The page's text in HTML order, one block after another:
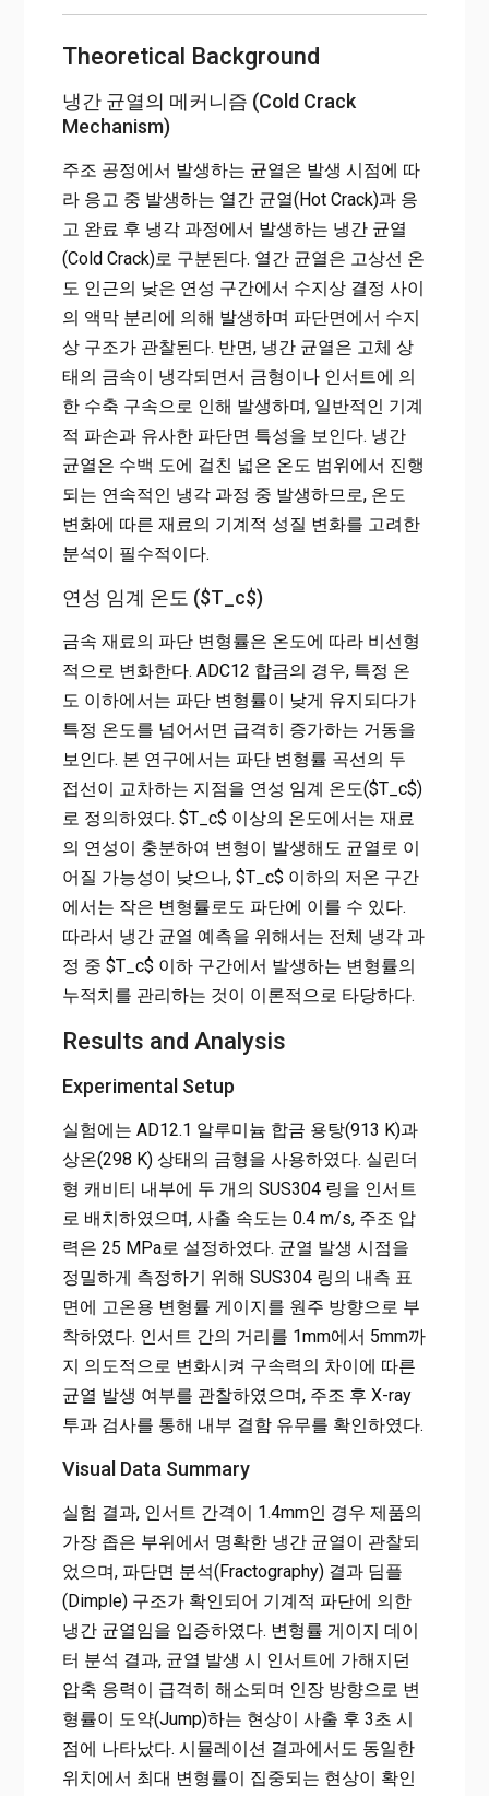
Theoretical Background
냉간 균열의 메커니즘 (Cold Crack
Mechanism)
주조 공정에서 발생하는 균열은 발생 시점에 따
라 응고 중 발생하는 열간 균열(Hot Crack)과 응
고 완료 후 냉각 과정에서 발생하는 냉간 균열
(Cold Crack)로 구분된다. 열간 균열은 고상선 온
도 인근의 낮은 연성 구간에서 수지상 결정 사이
의 액막 분리에 의해 발생하며 파단면에서 수지
상 구조가 관찰된다. 반면, 냉간 균열은 고체 상
태의 금속이 냉각되면서 금형이나 인서트에 의
한 수축 구속으로 인해 발생하며, 일반적인 기계
적 파손과 유사한 파단면 특성을 보인다. 냉간
균열은 수백 도에 걸친 넓은 온도 범위에서 진행
되는 연속적인 냉각 과정 중 발생하므로, 온도
변화에 따른 재료의 기계적 성질 변화를 고려한
분석이 필수적이다.
연성 임계 온도 ($T_c$)
금속 재료의 파단 변형률은 온도에 따라 비선형
적으로 변화한다. ADC12 합금의 경우, 특정 온
도 이하에서는 파단 변형률이 낮게 유지되다가
특정 온도를 넘어서면 급격히 증가하는 거동을
보인다. 본 연구에서는 파단 변형률 곡선의 두
접선이 교차하는 지점을 연성 임계 온도($T_c$)
로 정의하였다. $T_c$ 이상의 온도에서는 재료
의 연성이 충분하여 변형이 발생해도 균열로 이
어질 가능성이 낮으나, $T_c$ 이하의 저온 구간
에서는 작은 변형률로도 파단에 이를 수 있다.
따라서 냉간 균열 예측을 위해서는 전체 냉각 과
정 중 $T_c$ 이하 구간에서 발생하는 변형률의
누적치를 관리하는 것이 이론적으로 타당하다.
Results and Analysis
Experimental Setup
실험에는 AD12.1 알루미늄 합금 용탕(913 K)과
상온(298 K) 상태의 금형을 사용하였다. 실린더
형 캐비티 내부에 두 개의 SUS304 링을 인서트
로 배치하였으며, 사출 속도는 0.4 m/s, 주조 압
력은 25 MPa로 설정하였다. 균열 발생 시점을
정밀하게 측정하기 위해 SUS304 링의 내측 표
면에 고온용 변형률 게이지를 원주 방향으로 부
착하였다. 인서트 간의 거리를 1mm에서 5mm까
지 의도적으로 변화시켜 구속력의 차이에 따른
균열 발생 여부를 관찰하였으며, 주조 후 X-ray
투과 검사를 통해 내부 결함 유무를 확인하였다.
Visual Data Summary
실험 결과, 인서트 간격이 1.4mm인 경우 제품의
가장 좁은 부위에서 명확한 냉간 균열이 관찰되
었으며, 파단면 분석(Fractography) 결과 딤플
(Dimple) 구조가 확인되어 기계적 파단에 의한
냉간 균열임을 입증하였다. 변형률 게이지 데이
터 분석 결과, 균열 발생 시 인서트에 가해지던
압축 응력이 급격히 해소되며 인장 방향으로 변
형률이 도약(Jump)하는 현상이 사출 후 3초 시
점에 나타났다. 시뮬레이션 결과에서도 동일한
위치에서 최대 변형률이 집중되는 현상이 확인